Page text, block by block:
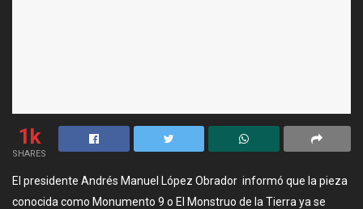
1k
SHARES
El presidente Andrés Manuel López Obrador informó que la pieza
conocida como Monumento 9 o El Monstruo de la Tierra ya se